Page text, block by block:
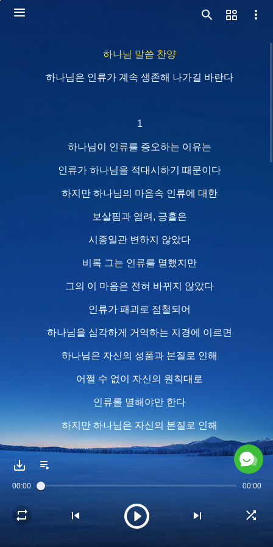
하나님 말씀 찬양
하나님은 인류가 계속 생존해 나가길 바란다
1
하나님이 인류를 증오하는 이유는
인류가 하나님을 적대시하기 때문이다
하지만 하나님의 마음속 인류에 대한
보살핌과 염려, 긍휼은
시종일관 변하지 않았다
비록 그는 인류를 멸했지만
그의 이 마음은 전혀 바뀌지 않았다
인류가 패괴로 점철되어
하나님을 심각하게 거역하는 지경에 이르면
하나님은 자신의 성품과 본질로 인해
어쩔 수 없이 자신의 원칙대로
인류를 멸해야만 한다
하지만 하나님은 자신의 본질로 인해
여전히 인류를 불쌍히 여긴다
하지만 사람은 하나님과 대립하고
00:00 00:00